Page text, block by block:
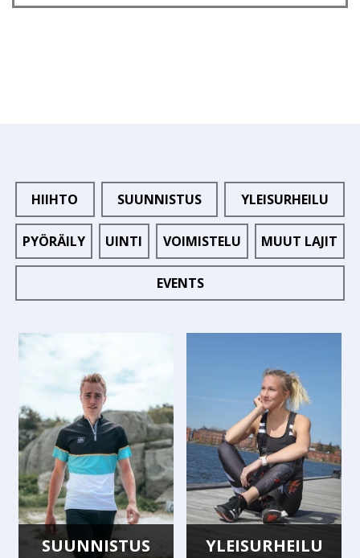
HIIHTO SUUNNISTUS YLEISURHEILU
PYÖRÄILY UINTI VOIMISTELU MUUT LAJIT
EVENTS
SUUNNISTUS YLEISURHEILU